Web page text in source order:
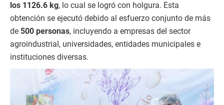
los 1126.6 kg, lo cual se logró con holgura. Esta
obtención se ejecutó debido al esfuerzo conjunto de más
de 500 personas, incluyendo a empresas del sector
agroindustrial, universidades, entidades municipales e
instituciones diversas.